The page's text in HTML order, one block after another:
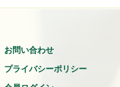
お問い合わせ
プライバシーポリシー